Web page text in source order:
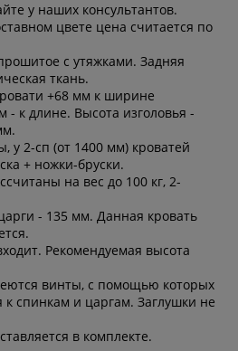
у наших консультантов.
цвете цена считается по
с утяжками. Задняя
ткань.
+68 мм к ширине
- к длине. Высота изголовья -
у 2-сп (от 1400 мм) кроватей
+ ножки-бруски.
на вес до 100 кг, 2-
- 135 мм. Данная кровать
Рекомендуемая высота
винты, с помощью которых
спинкам и царгам. Заглушки не
в комплекте.